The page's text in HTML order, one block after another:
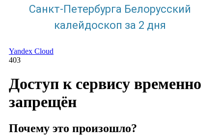
Санкт-Петербурга Белорусский
калейдоскоп за 2 дня